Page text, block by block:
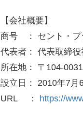
【会社概要】
商号 ： セント・プ
代表者： 代表取締
所在地： 〒104-
設立日： 2010年7月
URL ： https://